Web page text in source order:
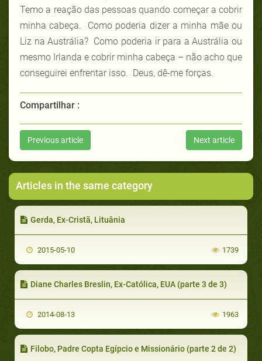
Temo a reação das pessoas quando começar a cobrir
minha cabeça. Como poderia dizer a minha mãe ou
Liz na Austrália? Como poderia ir para a Austrália ou
mesmo Irlanda e cobrir minha cabeça – não acho que
conseguirei enfrentar isso. Deus, dê-me forças.
Compartilhar :
Previous article Next article
Articles in the same category
Gerda, Ex-Cristã, Lituânia
2015-05-10 1739
Diane Charles Breslin, Ex-Católica, EUA (parte 3 de 3)
2014-08-13 1963
Filobo, Padre Copta Egípcio e Missionário (parte 2 de 2)